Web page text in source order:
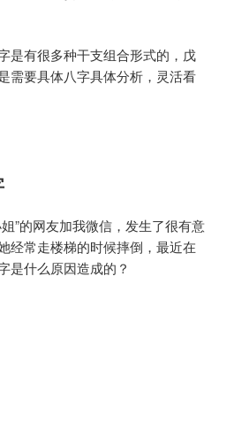
是有很多种干支组合形式的，戊
需要具体八字具体分析，灵活看
”的网友加我微信，发生了很有意
经常走楼梯的时候摔倒，最近在
是什么原因造成的？